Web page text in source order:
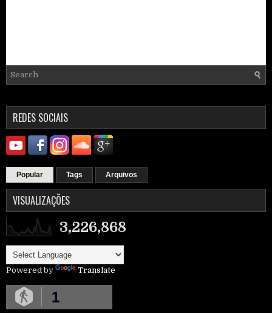
REDES SOCIAIS
Popular Tags Arquivos
VISUALIZAÇÕES
3,226,868
Powered by Translate
1